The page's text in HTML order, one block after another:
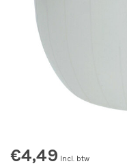
€4,49 Incl. btw